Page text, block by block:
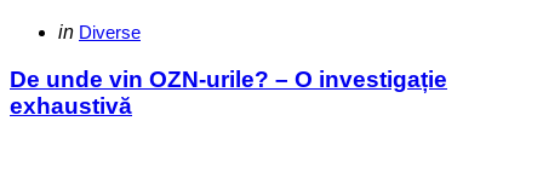
Categories
Posted
in Diverse
De unde vin OZN-urile? – O investigație
exhaustivă